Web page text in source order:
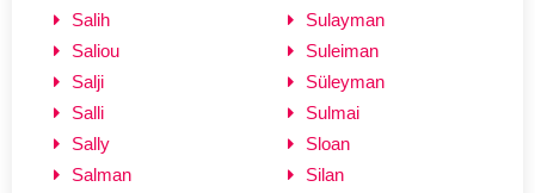
Salih
Saliou
Salji
Salli
Sally
Salman
Sulayman
Suleiman
Süleyman
Sulmai
Sloan
Silan